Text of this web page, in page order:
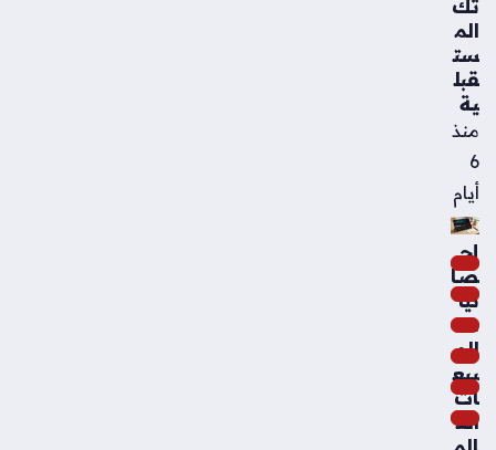
تك
الم
ست
قبل
ية
منذ
6
أيام
إح
صا
ئيا
ت
الم
بيع
ات
الع